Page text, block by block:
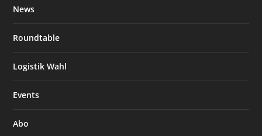
News
Roundtable
Logistik Wahl
Events
Abo